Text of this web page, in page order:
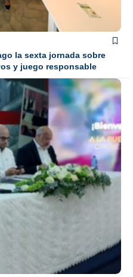
la sexta jornada sobre
y juego responsable